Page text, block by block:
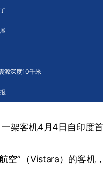
源深度10千米
！禁飞！
架客机4月4日自印度
空”（Vistara）的客